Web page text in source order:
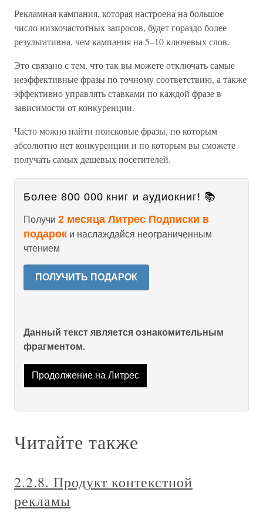
Рекламная кампания, которая настроена на большое
число низкочастотных запросов, будет гораздо более
результативна, чем кампания на 5–10 ключевых слов.
Это связано с тем, что так вы можете отключать самые
неэффективные фразы по точному соответствию, а также
эффективно управлять ставками по каждой фразе в
зависимости от конкуренции.
Часто можно найти поисковые фразы, по которым
абсолютно нет конкуренции и по которым вы сможете
получать самых дешевых посетителей.
Более 800 000 книг и аудиокниг! 📚
Получи 2 месяца Литрес Подписки в
подарок и наслаждайся неограниченным
чтением
ПОЛУЧИТЬ ПОДАРОК
Данный текст является ознакомительным
фрагментом.
Продолжение на Литрес
Читайте также
2.2.8. Продукт контекстной
рекламы